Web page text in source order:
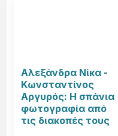
Αλεξάνδρα Νίκα -
Κωνσταντίνος
Αργυρός: Η σπάνια
φωτογραφία από
τις διακοπές τους